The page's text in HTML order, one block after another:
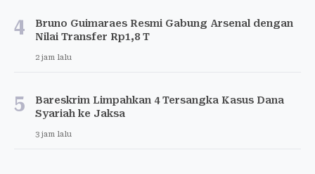
4
Bruno Guimaraes Resmi Gabung Arsenal dengan
Nilai Transfer Rp1,8 T
2 jam lalu
5
Bareskrim Limpahkan 4 Tersangka Kasus Dana
Syariah ke Jaksa
3 jam lalu